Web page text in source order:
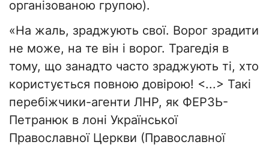
організованою групою).
«На жаль, зраджують свої. Ворог зрадити
не може, на те він і ворог. Трагедія в
тому, що занадто часто зраджують ті, хто
користується повною довірою! <...> Такі
перебіжчики-агенти ЛНР, як ФЕРЗЬ-
Петранюк в лоні Української
Православної Церкви (Православної